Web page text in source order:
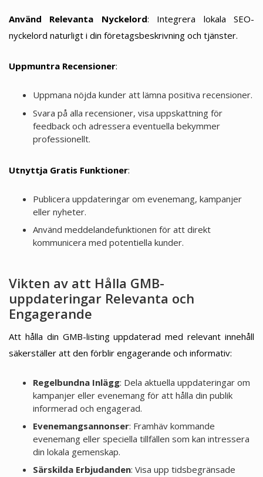
Använd Relevanta Nyckelord: Integrera lokala SEO-
nyckelord naturligt i din företagsbeskrivning och tjänster.
Uppmuntra Recensioner:
Uppmana nöjda kunder att lämna positiva recensioner.
Svara på alla recensioner, visa uppskattning för
feedback och adressera eventuella bekymmer
professionellt.
Utnyttja Gratis Funktioner:
Publicera uppdateringar om evenemang, kampanjer
eller nyheter.
Använd meddelandefunktionen för att direkt
kommunicera med potentiella kunder.
Vikten av att Hålla GMB-
uppdateringar Relevanta och
Engagerande
Att hålla din GMB-listing uppdaterad med relevant innehåll
säkerställer att den förblir engagerande och informativ:
Regelbundna Inlägg: Dela aktuella uppdateringar om
kampanjer eller evenemang för att hålla din publik
informerad och engagerad.
Evenemangsannonser: Framhäv kommande
evenemang eller speciella tillfällen som kan intressera
din lokala gemenskap.
Särskilda Erbjudanden: Visa upp tidsbegränsade